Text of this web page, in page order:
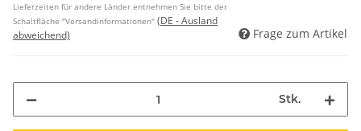
Lieferzeiten für andere Länder entnehmen Sie bitte der
Schaltfläche "Versandinformationen" (DE - Ausland
abweichend)
Frage zum Artikel
Stk.